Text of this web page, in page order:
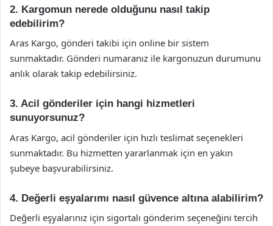
2. Kargomun nerede olduğunu nasıl takip
edebilirim?
Aras Kargo, gönderi takibi için online bir sistem
sunmaktadır. Gönderi numaranız ile kargonuzun durumunu
anlık olarak takip edebilirsiniz.
3. Acil gönderiler için hangi hizmetleri
sunuyorsunuz?
Aras Kargo, acil gönderiler için hızlı teslimat seçenekleri
sunmaktadır. Bu hizmetten yararlanmak için en yakın
şubeye başvurabilirsiniz.
4. Değerli eşyalarımı nasıl güvence altına alabilirim?
Değerli eşyalarınız için sigortalı gönderim seçeneğini tercih